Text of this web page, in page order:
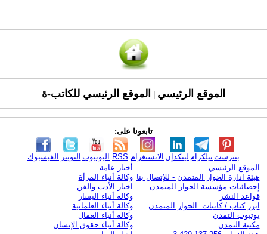
الموقع الرئيسي الموقع الرئيسي للكاتب-ة
تابعونا على:
الفيسبوك التويتر اليوتيوب RSS الانستغرام لينكدإن تيلكرامبنترست
الموقع الرئيسي
هيئة ادارة الحوار المتمدن - للإتصال بنا
إحصائيات مؤسسة الحوار المتمدن
قواعد النشر
ابرز كتاب / كاتبات الحوار المتمدن
يوتيوب التمدن
مكتبة التمدن
أخبار عامة
وكالة أنباء المرأة
اخبار الأدب والفن
وكالة أنباء اليسار
وكالة أنباء العلمانية
وكالة أنباء العمال
وكالة أنباء حقوق الإنسان